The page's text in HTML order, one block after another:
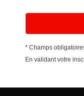
* Champs
En validant votre